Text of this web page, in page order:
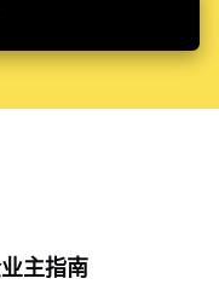
主指南